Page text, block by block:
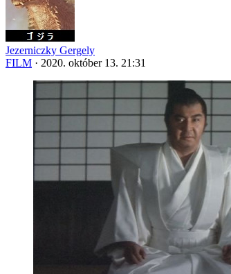
Jezerniczky Gergely
FILM · 2020. október 13. 21:31